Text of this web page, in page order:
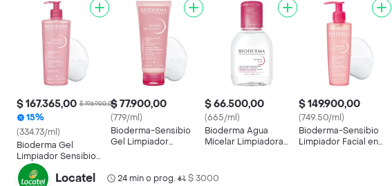
$ 167.365,00 $ 196.900,00
15%
(334.73/ml)
Bioderma Gel
Limpiador Sensibio
Moussant
$ 77.900,00
(779/ml)
Bioderma-Sensibio
Gel Limpiador
$ 66.500,00
(665/ml)
Bioderma Agua
Micelar Limpiadora
$ 149.900,00
(749.50/ml)
Bioderma-Sensibio
Limpiador Facial en
Locatel 24 min o prog.• $ 3000